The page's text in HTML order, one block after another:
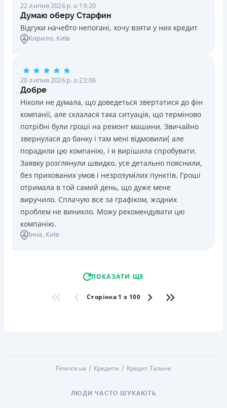
22 липня 2026 р. о 19:20
Думаю оберу Старфин
Відгуки начебто непогані, хочу взяти у них кредит
Кирило, Київ
20 липня 2026 р. о 23:06
Добре
Ніколи не думала, що доведеться звертатися до фін
компанії, але склалася така ситуація, що терміново
потрібні були гроші на ремонт машини. Звичайно
звернулася до банку і там мені відмовили( але
порадили цю компанію, і я вирішила спробувати.
Заявку розглянули швидко, усе детально пояснили,
без прихованих умов і незрозумілих пунктів. Гроші
отримала в той самий день, що дуже мене
виручило. Сплачую все за графіком, жодних
проблем не виникло. Можу рекомендувати цю
компанію.
Інна, Київ
ПОКАЗАТИ ЩЕ
Сторінка 1 з 100
Finance.ua Кредити Кредит Тальне
ЛЮДИ ЧАСТО ШУКАЮТЬ